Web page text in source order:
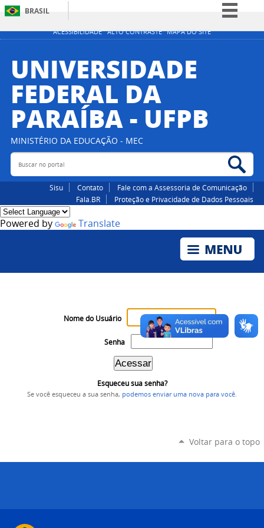
ACESSIBILIDADE ALTO CONTRASTE MAPA DO SITE
BRASIL
Simplifique!
Participe
Acesso à informação
Canais
UNIVERSIDADE
FEDERAL DA
PARAÍBA - UFPB
MINISTÉRIO DA EDUCAÇÃO - MEC
Buscar no portal
Sisu Contato
Fale com a Assessoria de Comunicação
Fala.BR
Proteção e Privacidade de Dados Pessoais
Powered by Translate
Nome do Usuário
Senha
Esqueceu sua senha?
Se você esqueceu a sua senha, podemos enviar uma nova para você
Voltar para o topo